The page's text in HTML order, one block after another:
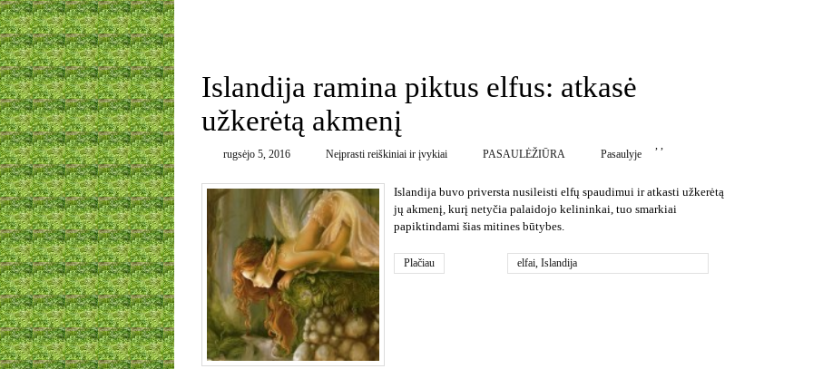
Islandija ramina piktus elfus: atkasė
užkerėtą akmenį
rugsėjo 5, 2016 Neįprasti reiškiniai ir įvykiai
,
PASAULĖŽIŪRA
,
Pasaulyje
Islandija buvo priversta nusileisti elfų spaudimui ir atkasti užkerėtą
jų akmenį, kurį netyčia palaidojo kelininkai, tuo smarkiai
papiktindami šias mitines būtybes.
Plačiau elfai, Islandija